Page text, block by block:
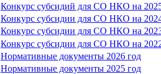
Конкурс субсидий для СО НКО на
Конкурс субсидии для СО НКО на
Конкурс субсидии для СО НКО на
Конкурс субсидии для СО НКО на
Нормативные документы 2026 год
Нормативные документы 2025 год